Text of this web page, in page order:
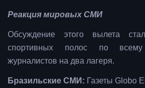
Реакция мировых СМИ
Обсуждение этого вылета
спортивных полос по
журналистов на два лагеря.
Бразильские СМИ: Газеты Globo